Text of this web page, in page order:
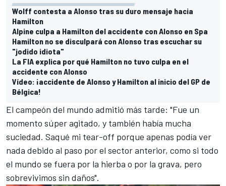
Wolff contesta a Alonso tras su duro mensaje hacia
Hamilton
Alpine culpa a Hamilton del accidente con Alonso en Spa
Hamilton no se disculpará con Alonso tras escuchar su
"jodido idiota"
La FIA explica por qué Hamilton no tuvo culpa en el
accidente con Alonso
Vídeo: ¡accidente de Alonso y Hamilton al inicio del GP de
Bélgica!
El campeón del mundo admitió más tarde: "Fue un
momento súper agitado, y también había mucha
suciedad. Saqué mi tear-off porque apenas podía ver
nada debido al paso por el sector anterior, como si todo
el mundo se fuera por la hierba o por la grava, pero
sobrevivimos sin daños".